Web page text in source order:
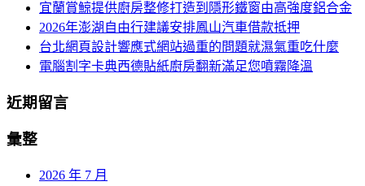
宜蘭賞鯨提供廚房整修打造到隱形鐵窗由高強度鋁合金
2026年澎湖自由行建議安排鳳山汽車借款抵押
台北網頁設計響應式網站過重的問題就濕氣重吃什麼
電腦割字卡典西德貼紙廚房翻新滿足您噴霧降溫
近期留言
彙整
2026 年 7 月